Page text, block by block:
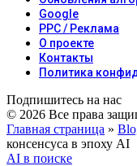
Google
PPC / Реклама
О проекте
Контакты
Политика
Подпишитесь на нас
© 2026 Все права
Главная страница »
консенсуса в эпоху AI
AI в поиске